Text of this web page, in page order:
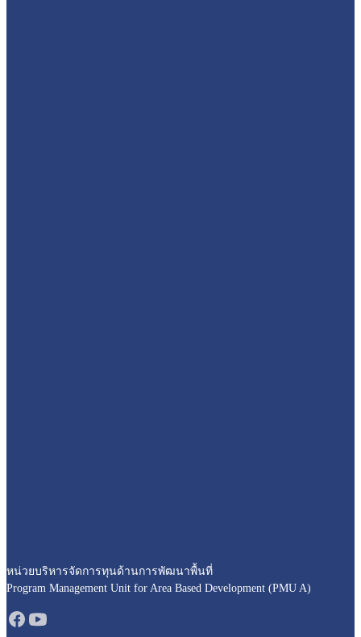
หน่วยบริหารจัดการทุนด้านการพัฒนาพื้นที่
Program Management Unit for Area Based Development (PMU A)